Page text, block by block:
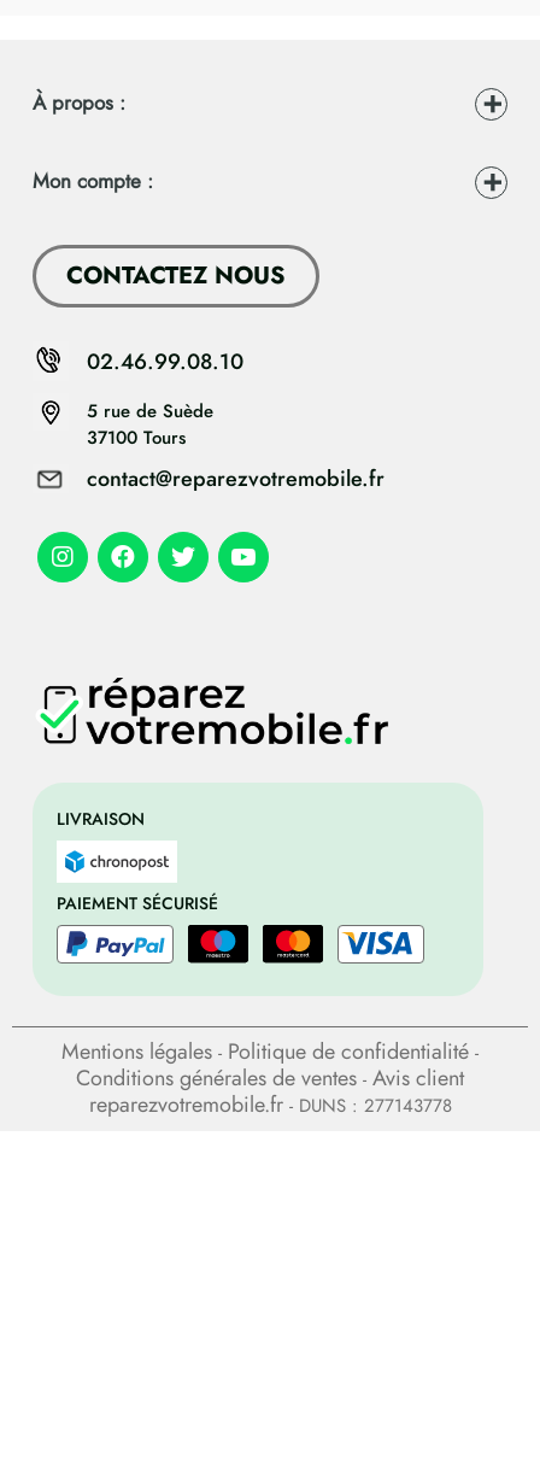
LIVRAISON
PAIEMENT SÉCURISÉ
À propos :
Mon compte :
CONTACTEZ NOUS
5 rue de Suède
37100 Tours
contact@reparezvotremobile.fr
02.46.99.08.10
Mentions légales - Politique de confidentialité -
Conditions générales de ventes - Avis client
reparezvotremobile.fr- DUNS : 277143778